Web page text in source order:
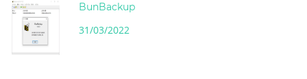
BunBackup
31/03/2022